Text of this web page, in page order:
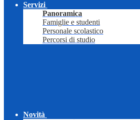
Servizi
Panoramica
Famiglie e studenti
Personale scolastico
Percorsi di studio
Novità